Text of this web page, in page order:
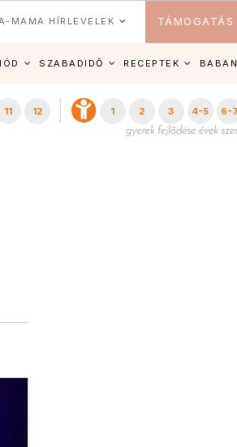
MAMA HÍRLEVELEK TÁMOGATÁS
SZABADIDŐ RECEPTEK
11 12 1 2 3 4-5 6-7